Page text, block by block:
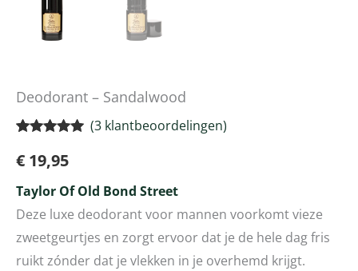
Deodorant – Sandalwood
5.00op 5
gebaseerd
op
klant
waarderingen
(3klantbeoordelingen)
€ 19,95
Taylor Of Old Bond Street
Deze luxe deodorant voor mannen voorkomt vieze
zweetgeurtjes en zorgt ervoor dat je de hele dag fris
ruikt zónder dat je vlekken in je overhemd krijgt.